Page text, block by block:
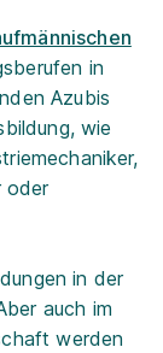
in
Azubis
wie
oder
in der
auch im
werden